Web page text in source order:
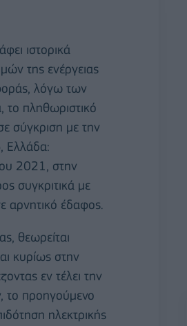
ιστορικά
της ενέργειας
λόγω των
το πληθωριστικό
σύγκριση με την
Ελλάδα:
2021, στην
συγκριτικά με
αρνητικό έδαφος.
θεωρείται
κυρίως στην
εν τέλει την
το προηγούμενο
ηλεκτρικής